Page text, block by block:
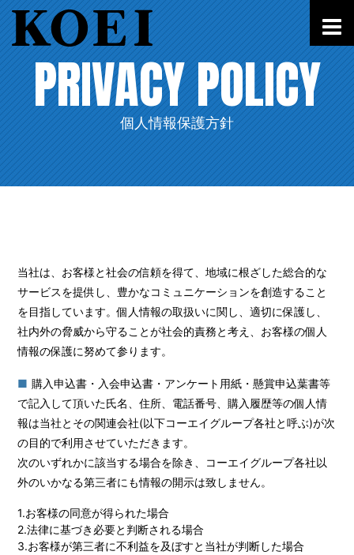
PRIVACY POLICY
個人情報保護方針
当社は、お客様と社会の信頼を得て、地域に根ざした総合的な
サービスを提供し、豊かなコミュニケーションを創造すること
を目指しています。個人情報の取扱いに関し、適切に保護し、
社内外の脅威から守ることが社会的責務と考え、お客様の個人
情報の保護に努めて参ります。
購入申込書・入会申込書・アンケート用紙・懸賞申込葉書等
で記入して頂いた氏名、住所、電話番号、購入履歴等の個人情
報は当社とその関連会社(以下コーエイグループ各社と呼ぶ)が次
の目的で利用させていただきます。
次のいずれかに該当する場合を除き、コーエイグループ各社以
外のいかなる第三者にも情報の開示は致しません。
1.お客様の同意が得られた場合
2.法律に基づき必要と判断される場合
3.お客様が第三者に不利益を及ぼすと当社が判断した場合